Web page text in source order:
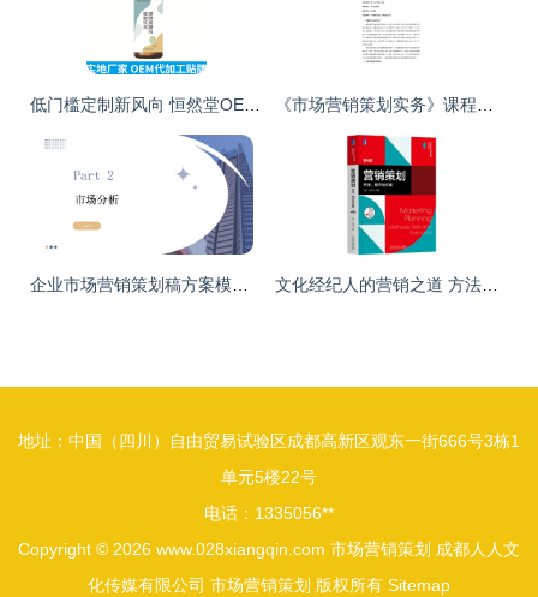
地址：中国（四川）自由贸易试验区成都高新区观东一街666号3栋1
单元5楼22号
电话：1335056**
Copyright © 2026 www.028xiangqin.com 市场营销策划 成都人人文
化传媒有限公司 市场营销策划 版权所有 Sitemap